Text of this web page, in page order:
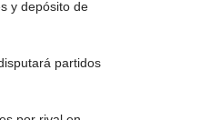
y depósito de
partidos